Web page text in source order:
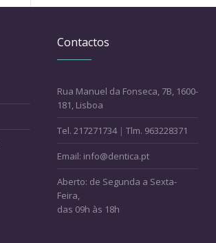
Contactos
Rua Manuel da Fonseca, 7B, 1600-
181, Lisboa
Tel. 217271734 | Tlm. 963228371
Email: info@dentica.pt
Aberto: de Segunda a Sexta-
Feira,
das 09h às 18h